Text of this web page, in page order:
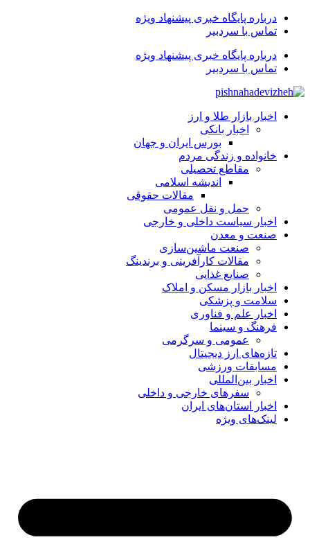
درباره پایگاه خبری پیشنهاد ویژه
تماس با سردبیر
درباره پایگاه خبری پیشنهاد ویژه
تماس با سردبیر
اخبار بازار طلا و ارز
اخبار بانکی
بورس ایران و جهان
خانواده و زندگی مردم
مقاطع تحصیلی
اندیشه اسلامی
مقالات حقوقی
حمل و نقل عمومی
اخبار سیاست داخلی و خارجی
صنعت و معدن
صنعت ماشین‌سازی
مقالات کارآفرینی و برندینگ
صنایع غذایی
اخبار بازار مسکن و املاک
سلامت و پزشکی
اخبار علم و فناوری
فرهنگ و سینما
عمومی و سرگرمی
تازه‌های ارز دیجیتال
مسابقات ورزشی
اخبار بین‌المللی
سفرهای خارجی و داخلی
اخبار استان‌های ایران
لینک‌های ویژه